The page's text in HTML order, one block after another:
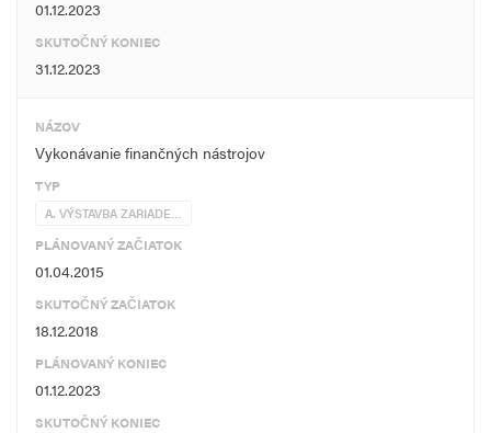
01.12.2023
SKUTOČNÝ KONIEC
31.12.2023
NÁZOV
Vykonávanie finančných nástrojov
TYP
A. VÝSTAVBA ZARIADE…
PLÁNOVANÝ ZAČIATOK
01.04.2015
SKUTOČNÝ ZAČIATOK
18.12.2018
PLÁNOVANÝ KONIEC
01.12.2023
SKUTOČNÝ KONIEC